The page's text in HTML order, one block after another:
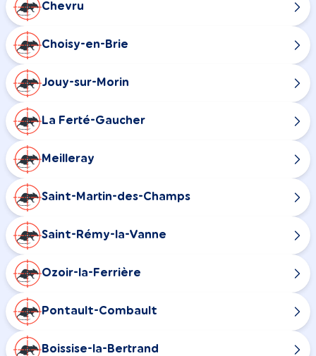
Chevru
Choisy-en-Brie
Jouy-sur-Morin
La Ferté-Gaucher
Meilleray
Saint-Martin-des-Champs
Saint-Rémy-la-Vanne
Ozoir-la-Ferrière
Pontault-Combault
Boissise-la-Bertrand